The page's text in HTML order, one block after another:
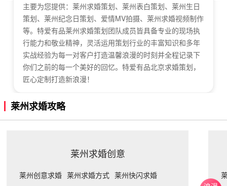
主要为您提供：莱州求婚策划、莱州表白策划、莱州生日
策划、莱州纪念日策划、爱情MV拍摄、莱州求婚视频制作
等。特爱有品莱州求婚策划团队成员皆具备专业的现场执
行能力和敬业精神，灵活运用策划行业的丰富知识和多年
实战经验为每一对客户打造温馨浪漫的时刻并全程记录下
你们之前的每一个美好的回忆。特爱有品北京求婚策划，
匠心定制打造新浪漫！
莱州求婚攻略
莱州求婚创意
莱州创意求婚 莱州求婚方式 莱州快闪求婚